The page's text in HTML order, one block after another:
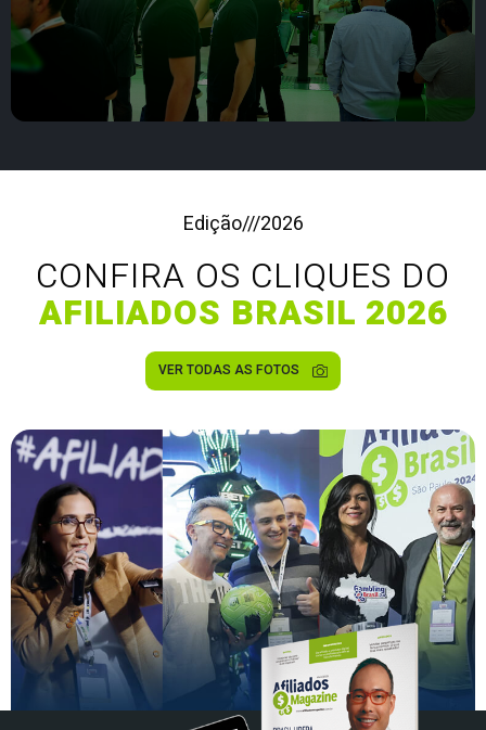
Edição///2026
CONFIRA OS CLIQUES DO
AFILIADOS BRASIL 2026
VER TODAS AS FOTOS